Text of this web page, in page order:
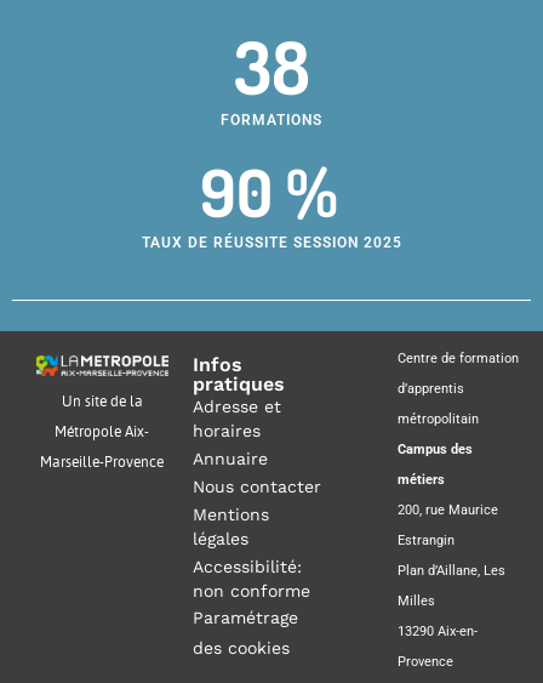
38
FORMATIONS
90 %
TAUX DE RÉUSSITE SESSION 2025
Un site de la
Métropole Aix-
Marseille-Provence
Infos
pratiques
Adresse et
horaires
Annuaire
Nous contacter
Mentions
légales
Accessibilité:
non conforme
Paramétrage
des cookies
Centre de formation
d’apprentis
métropolitain
Campus des
métiers
200, rue Maurice
Estrangin
Plan d’Aillane, Les
Milles
13290 Aix-en-
Provence